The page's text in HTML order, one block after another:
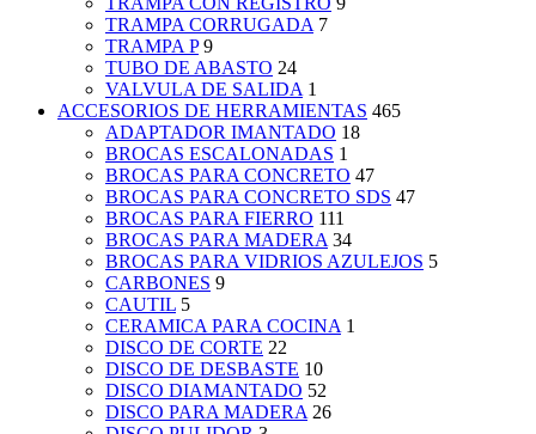
TRAMPA CORRUGADA 7
TRAMPA P 9
TUBO DE ABASTO 24
VALVULA DE SALIDA 1
ACCESORIOS DE HERRAMIENTAS 465
ADAPTADOR IMANTADO 18
BROCAS ESCALONADAS 1
BROCAS PARA CONCRETO 47
BROCAS PARA CONCRETO SDS 47
BROCAS PARA FIERRO 111
BROCAS PARA MADERA 34
BROCAS PARA VIDRIOS AZULEJOS 5
CARBONES 9
CAUTIL 5
CERAMICA PARA COCINA 1
DISCO DE CORTE 22
DISCO DE DESBASTE 10
DISCO DIAMANTADO 52
DISCO PARA MADERA 26